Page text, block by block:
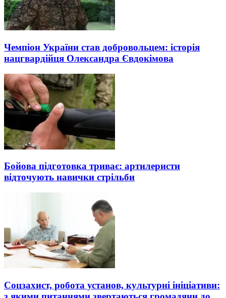
Чемпіон України став добровольцем: історія
нацгвардійця Олександра Євдокімова
Бойова підготовка триває: артилеристи
відточують навички стрільби
Соцзахист, робота установ, культурні ініціативи: